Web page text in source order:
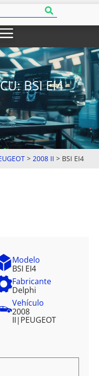
BSI EI4
> 2008 II > BSI EI4
Modelo
BSI EI4
Fabricante
Delphi
Vehículo
2008
II| PEUGEOT